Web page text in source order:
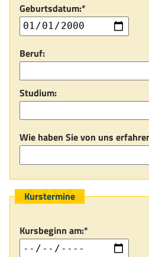
Geburtsdatum:*
Beruf:
Studium:
Wie haben Sie von uns
Kurstermine
Kursbeginn am:*